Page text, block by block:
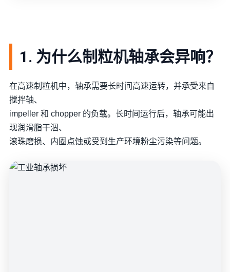
1. 为什么制粒机轴承会异响？
在高速制粒机中，轴承需要长时间高速运转，并承受来自
搅拌轴、
impeller 和 chopper 的负载。长时间运行后，轴承可能出
现润滑脂干涸、
滚珠磨损、内圈点蚀或受到生产环境粉尘污染等问题。